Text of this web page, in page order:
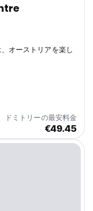
オーストリアを楽し
ドミトリーの最安料金
€49.45